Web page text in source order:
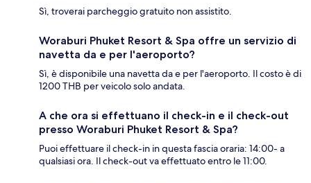
Sì, troverai parcheggio gratuito non assistito.
Woraburi Phuket Resort & Spa offre un servizio di
navetta da e per l'aeroporto?
Sì, è disponibile una navetta da e per l'aeroporto. Il costo è di
1200 THB per veicolo solo andata.
A che ora si effettuano il check-in e il check-out
presso Woraburi Phuket Resort & Spa?
Puoi effettuare il check-in in questa fascia oraria: 14:00- a
qualsiasi ora. Il check-out va effettuato entro le 11:00.